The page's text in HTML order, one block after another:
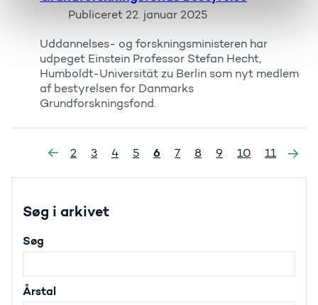
Publiceret 22. januar 2025
Uddannelses- og forskningsministeren har
udpeget Einstein Professor Stefan Hecht,
Humboldt-Universität zu Berlin som nyt medlem
af bestyrelsen for Danmarks
Grundforskningsfond.
2 3 4 5 6 7 8 9 10 11
Søg i arkivet
Søg
Årstal